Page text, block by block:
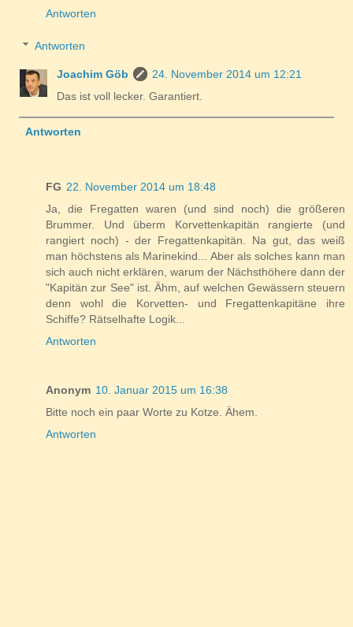
Antworten
Antworten
Joachim Göb
24. November 2014 um 12:21
Das ist voll lecker. Garantiert.
Antworten
FG 22. November 2014 um 18:48
Ja, die Fregatten waren (und sind noch) die größeren
Brummer. Und überm Korvettenkapitän rangierte (und
rangiert noch) - der Fregattenkapitän. Na gut, das weiß
man höchstens als Marinekind... Aber als solches kann man
sich auch nicht erklären, warum der Nächsthöhere dann der
"Kapitän zur See" ist. Ähm, auf welchen Gewässern steuern
denn wohl die Korvetten- und Fregattenkapitäne ihre
Schiffe? Rätselhafte Logik...
Antworten
Anonym 10. Januar 2015 um 16:38
Bitte noch ein paar Worte zu Kotze. Ähem.
Antworten